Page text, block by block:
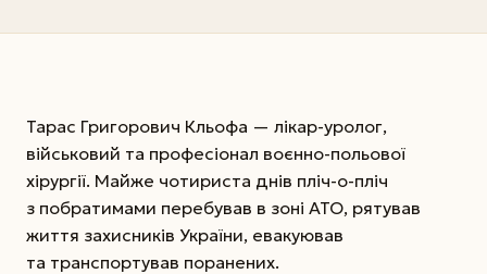
Тарас Григорович Кльофа — лікар-уролог,
військовий та професіонал воєнно-польової
хірургії. Майже чотириста днів пліч-о-пліч
з побратимами перебував в зоні АТО, рятував
життя захисників України, евакуював
та транспортував поранених.